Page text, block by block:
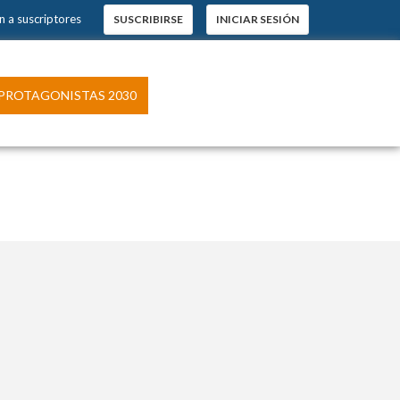
SUSCRIBIRSE INICIAR SESIÓN
a suscriptores
2030